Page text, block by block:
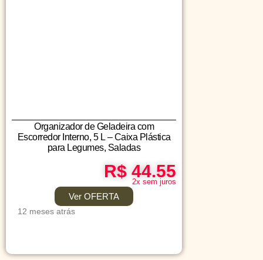
Organizador de Geladeira com
Escorredor Interno, 5 L – Caixa Plástica
para Legumes, Saladas
R$ 44.55
2x sem juros
Ver OFERTA
12 meses atrás